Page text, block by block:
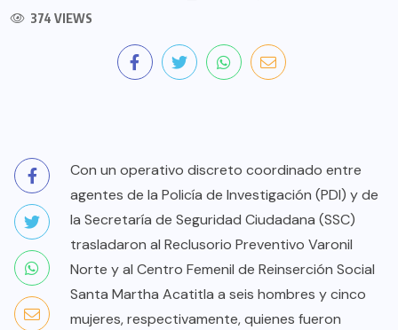
374 VIEWS
Con un operativo discreto coordinado entre
agentes de la Policía de Investigación (PDI) y de
la Secretaría de Seguridad Ciudadana (SSC)
trasladaron al Reclusorio Preventivo Varonil
Norte y al Centro Femenil de Reinserción Social
Santa Martha Acatitla a seis hombres y cinco
mujeres, respectivamente, quienes fueron